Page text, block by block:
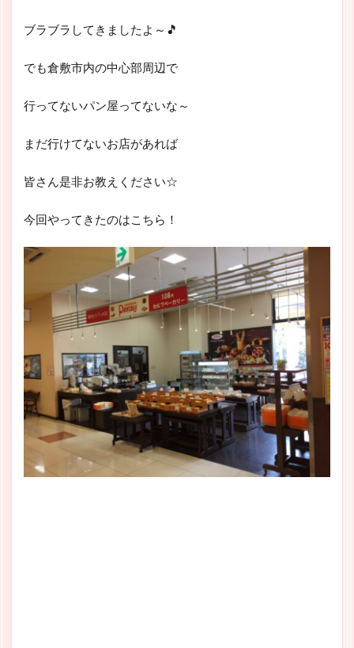
ブラブラしてきましたよ～🎵
でも倉敷市内の中心部周辺で
行ってないパン屋ってないな～
まだ行けてないお店があれば
皆さん是非お教えください☆
今回やってきたのはこちら！